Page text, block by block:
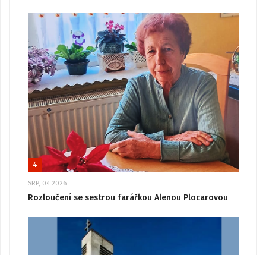
4
SRP, 04 2026
Rozloučení se sestrou farářkou Alenou Plocarovou